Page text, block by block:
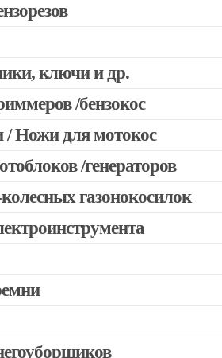
ключи и др.
/бензокос
триммеров
Stihl /Husqvarna /Oleo-mac /Echo и
/ Ножи для мотокос
/генераторов
газонокосилок
для шуруповертов
/ перфораторов
и отбойных молотков